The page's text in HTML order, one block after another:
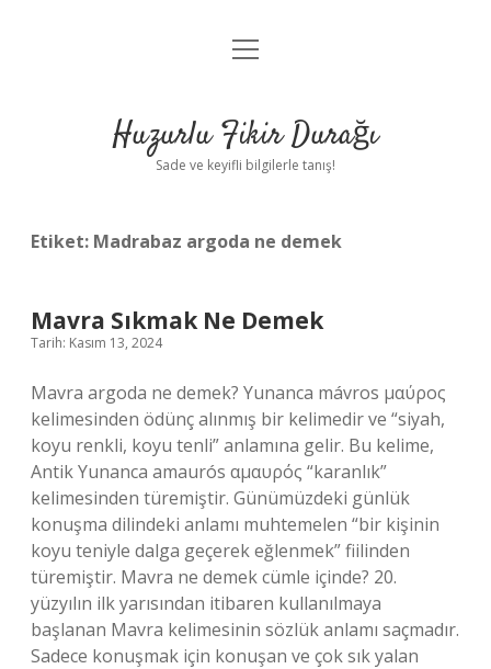
Anasayfa
Yasal Uyarı
menüyü
Huzurlu Fikir Durağı
Sade ve keyifli bilgilerle tanış!
Etiket: Madrabaz argoda ne demek
Mavra Sıkmak Ne Demek
Tarih: Kasım 13, 2024
Mavra argoda ne demek? Yunanca mávros μαύρος
kelimesinden ödünç alınmış bir kelimedir ve “siyah,
koyu renkli, koyu tenli” anlamına gelir. Bu kelime,
Antik Yunanca amaurós αμαυρός “karanlık”
kelimesinden türemiştir. Günümüzdeki günlük
konuşma dilindeki anlamı muhtemelen “bir kişinin
koyu teniyle dalga geçerek eğlenmek” fiilinden
türemiştir. Mavra ne demek cümle içinde? 20.
yüzyılın ilk yarısından itibaren kullanılmaya
başlanan Mavra kelimesinin sözlük anlamı saçmadır.
Sadece konuşmak için konuşan ve çok sık yalan